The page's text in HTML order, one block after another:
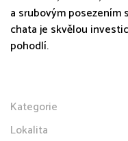
a srubovým posezením
chata je skvělou
pohodlí.
Kategorie
Lokalita